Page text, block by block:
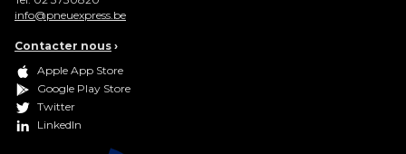
info@pneuexpress.be
Contacter nous ›
Apple App Store
Google Play Store
Twitter
LinkedIn